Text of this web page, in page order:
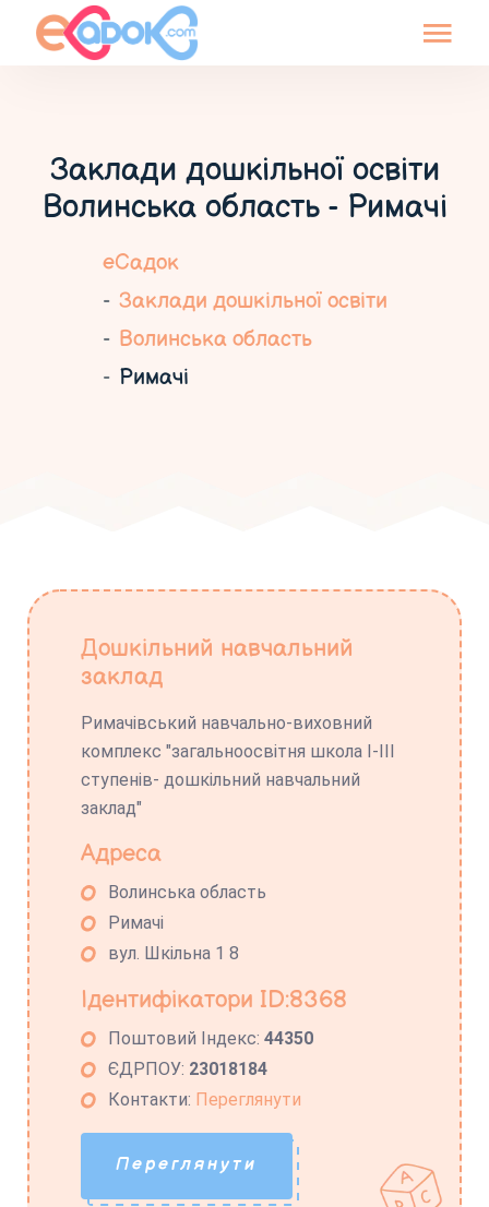
Заклади дошкільної освіти
Волинська область - Римачі
еСадок
Заклади дошкільної освіти
Волинська область
Римачі
Дошкільний навчальний
заклад
Римачівський навчально-виховний
комплекс "загальноосвітня школа І-ІІІ
ступенів- дошкільний навчальний
заклад"
Адреса
Волинська область
Римачі
вул. Шкільна 1 8
Ідентифікатори ID:8368
Поштовий Індекс:44350
ЄДРПОУ: 23018184
Контакти: Переглянути
Переглянути